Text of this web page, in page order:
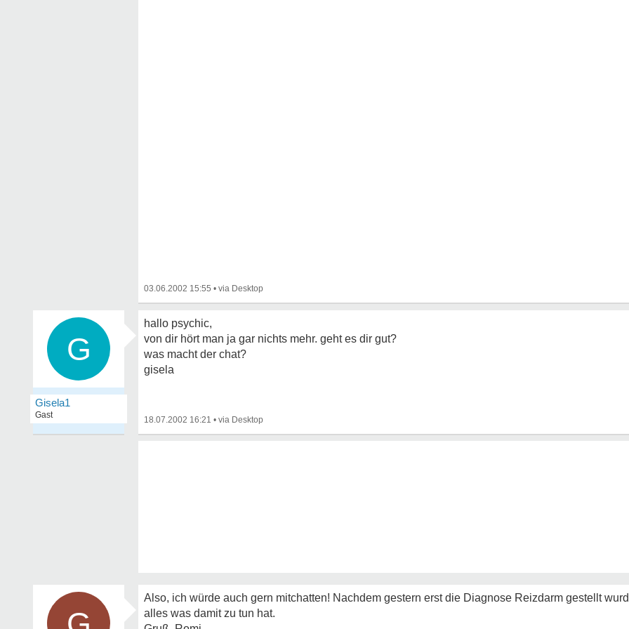
03.06.2002 15:55 •
G
Gisela1
Gast
hallo psychic,
von dir hört man ja gar nichts mehr. geht es dir gut?
was macht der chat?
gisela
18.07.2002 16:21 •
Also, ich würde auch gern mitchatten! Nachdem gestern erst die Diagnose Reizdarm gestellt
alles was damit zu tun hat.